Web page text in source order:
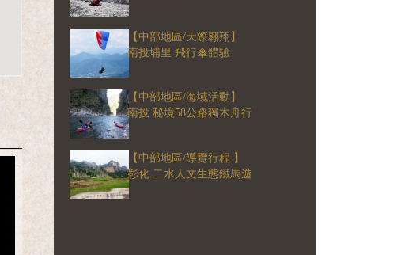
【中部地區/天際翱翔】
南投埔里 飛行傘體驗
【中部地區/海域活動】
南投 秘境58公路獨木舟行
【中部地區/導覽行程 】
彰化 二水人文生態鐵馬遊